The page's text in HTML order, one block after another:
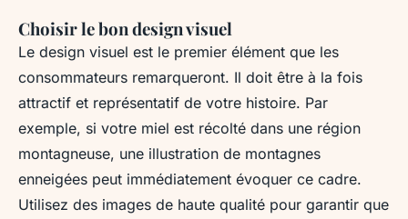
Choisir le bon design visuel
Le design visuel est le premier élément que les
consommateurs remarqueront. Il doit être à la fois
attractif et représentatif de votre histoire. Par
exemple, si votre miel est récolté dans une région
montagneuse, une illustration de montagnes
enneigées peut immédiatement évoquer ce cadre.
Utilisez des images de haute qualité pour garantir que